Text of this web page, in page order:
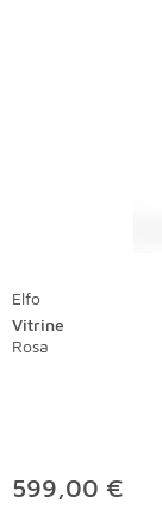
Elfo
Vitrine
Rosa
599,00 €